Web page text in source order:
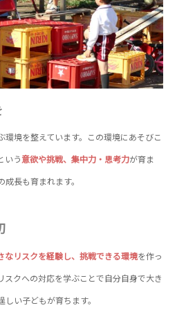
境を整えています。この環境にあそびこ
いう意欲や挑戦、集中力・思考力が育ま
成長も育まれます。
なリスクを経験し、 挑戦できる環境を作っ
スクへの対応を学ぶことで自分自身で大き
い子どもが育ちます。